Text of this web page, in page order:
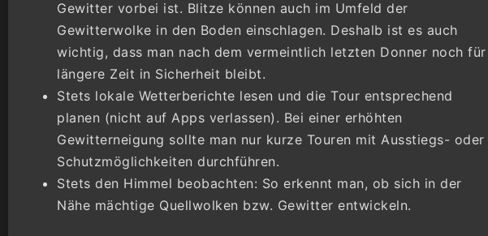
Gewitter vorbei ist. Blitze können auch im Umfeld der
Gewitterwolke in den Boden einschlagen. Deshalb ist es auch
wichtig, dass man nach dem vermeintlich letzten Donner noch für
längere Zeit in Sicherheit bleibt.
Stets lokale Wetterberichte lesen und die Tour entsprechend
planen (nicht auf Apps verlassen). Bei einer erhöhten
Gewitterneigung sollte man nur kurze Touren mit Ausstiegs- oder
Schutzmöglichkeiten durchführen.
Stets den Himmel beobachten: So erkennt man, ob sich in der
Nähe mächtige Quellwolken bzw. Gewitter entwickeln.